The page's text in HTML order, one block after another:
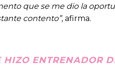
que se me dio la
contento”, afirma.
HIZO ENTRENADOR